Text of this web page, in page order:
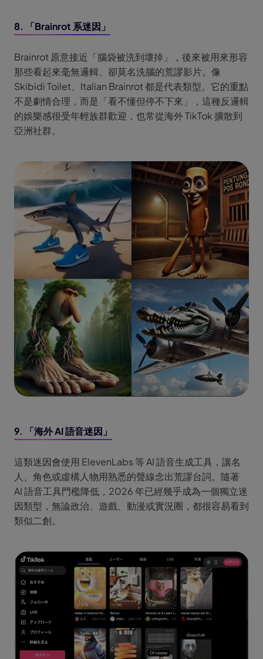
8. 「Brainrot 系迷因」
Brainrot 原意接近「腦袋被洗到壞掉」，後來被用來形容
那些看起來毫無邏輯、卻莫名洗腦的荒謬影片。像
Skibidi Toilet、Italian Brainrot 都是代表類型。它的重點
不是劇情合理，而是「看不懂但停不下來」，這種反邏輯
的娛樂感很受年輕族群歡迎，也常從海外 TikTok 擴散到
亞洲社群。
9. 「海外 AI 語音迷因」
這類迷因會使用 ElevenLabs 等 AI 語音生成工具，讓名
人、角色或虛構人物用熟悉的聲線念出荒謬台詞。隨著
AI 語音工具門檻降低，2026 年已經幾乎成為一個獨立迷
因類型，無論政治、遊戲、動漫或實況圈，都很容易看到
類似二創。